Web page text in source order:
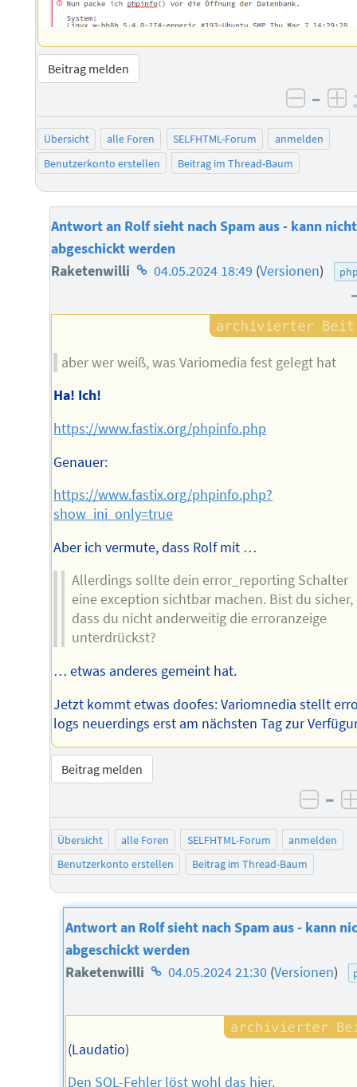
Beitrag melden
–
Übersicht alle Foren SELFHTML-Forum
anmelden
Benutzerkonto erstellen
Beitrag im Thread-Baum
Antwort an Rolf sieht nach Spam aus - kann nicht
abgeschickt werden
Raketenwilli Homepage
Autors
04.05.2024 18:49 (Versionen)
aber wer weiß, was Variomedia fest gelegt hat
Ha! Ich!
https://www.fastix.org/phpinfo.php
Genauer:
https://www.fastix.org/phpinfo.php?
show_ini_only=true
Aber ich vermute, dass Rolf mit …
Allerdings sollte dein error_reporting Schalter
eine exception sichtbar machen. Bist du sicher,
dass du nicht anderweitig die erroranzeige
unterdrückst?
… etwas anderes gemeint hat.
Jetzt kommt etwas doofes: Variomnedia stellt
logs neuerdings erst am nächsten Tag zur
Beitrag melden
–
Übersicht alle Foren SELFHTML-Forum
anmelden
Benutzerkonto erstellen
Beitrag im Thread-Baum
Antwort an Rolf sieht nach Spam aus - kann
abgeschickt werden
Raketenwilli Homepage
Autors
04.05.2024 21:30 (Versionen)
(Laudatio)
Den SQL-Fehler löst wohl das hier.